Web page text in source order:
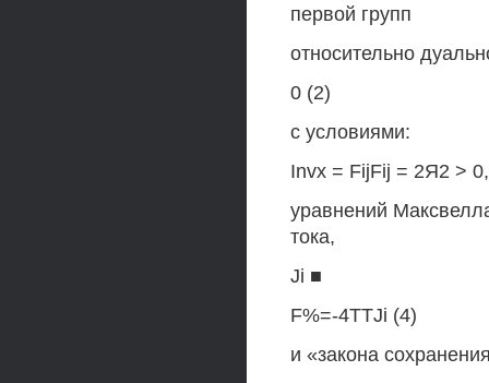
первой групп
относительно
0 (2)
с условиями:
Invx = FijFij = 2Я2 >
уравнений
тока,
Ji ■
F%=-4TTJi (4)
и «закона